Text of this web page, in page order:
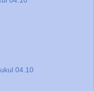
04.10